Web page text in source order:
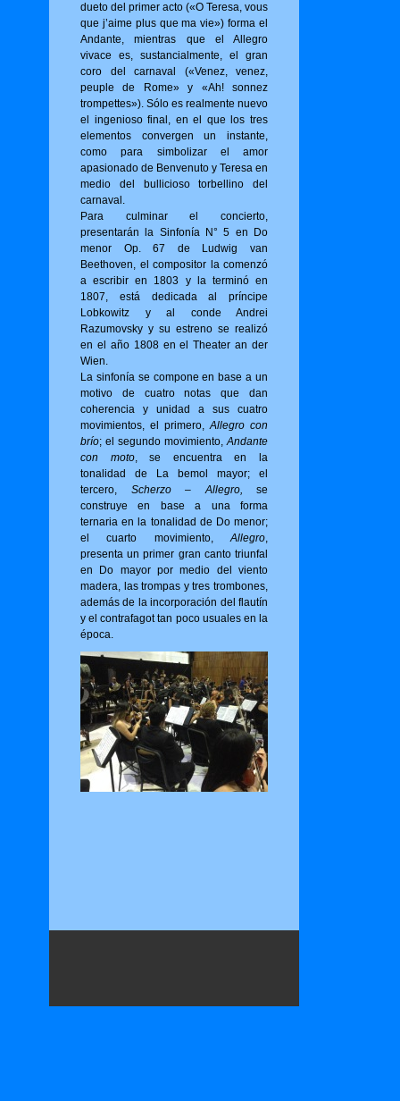
dueto del primer acto («O Tere­sa, vous
que j’aime plus que ma vie») for­ma el
Andante, mientras que el Allegro
vivace es, sustancialmente, el gran
coro del carnaval («Venez, venez,
peuple de Rome» y «Ah! sonnez
trompettes»). Sólo es realmente nuevo
el ingenioso final, en el que los tres
elementos convergen un instante,
como para simbolizar el amor
apasionado de Benvenuto y Teresa en
medio del bullicioso torbellino del
carnaval.
Para culminar el concierto,
presentarán la Sinfonía N° 5 en Do
menor Op. 67 de Ludwig van
Beethoven, el compositor la comenzó
a escribir en 1803 y la terminó en
1807, está dedicada al príncipe
Lobkowitz y al conde Andrei
Razumovsky y su estreno se realizó
en el año 1808 en el Theater an der
Wien.
La sinfonía se compone en base a un
motivo de cuatro notas que dan
coherencia y unidad a sus cuatro
movimientos, el primero,Allegro con
brío; el segundo movimiento,Andante
con moto, se encuentra en la
tonalidad de La bemol mayor; el
tercero, Scherzo – Allegro, se
construye en base a una forma
ternaria en la tonalidad de Do menor;
el cuarto movimiento,Allegro,
presenta un primer gran canto triunfal
en Do mayor por medio del viento
madera, las trompas y tres trombones,
además de la incorporación del flautín
y el contrafagot tan poco usuales en la
época.